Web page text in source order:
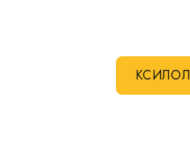
КСИЛОЛ